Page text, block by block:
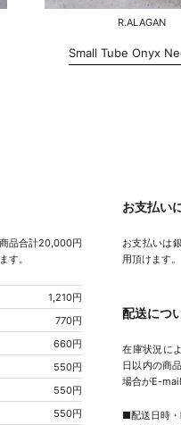
R.ALAGAN
Small Tube Onyx
品合計20,000円
す。
1,210円
770円
660円
550円
550円
550円
お支払い
お支払いは
用頂けます。
配送につ
在庫状況に
日以内の商
場合がE-
■配送日時